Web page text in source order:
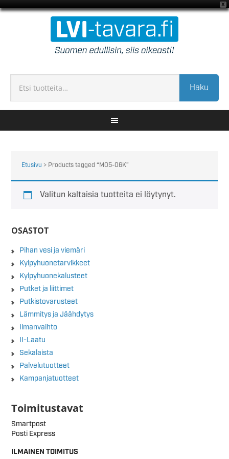
X
Haku
Etusivu > Products tagged “M05-06K”
Valitun kaltaisia tuotteita ei löytynyt.
OSASTOT
Pihan vesi ja viemäri
Kylpyhuonetarvikkeet
Kylpyhuonekalusteet
Putket ja liittimet
Putkistovarusteet
Lämmitys ja Jäähdytys
Ilmanvaihto
II-Laatu
Sekalaista
Palvelutuotteet
Kampanjatuotteet
Toimitustavat
Smartpost
Posti Express
ILMAINEN TOIMITUS